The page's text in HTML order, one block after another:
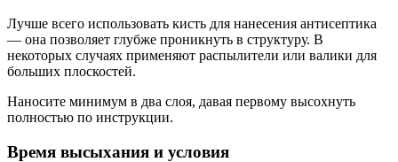
Лучше всего использовать кисть для нанесения антисептика
— она позволяет глубже проникнуть в структуру. В
некоторых случаях применяют распылители или валики для
больших плоскостей.
Наносите минимум в два слоя, давая первому высохнуть
полностью по инструкции.
Время высыхания и условия